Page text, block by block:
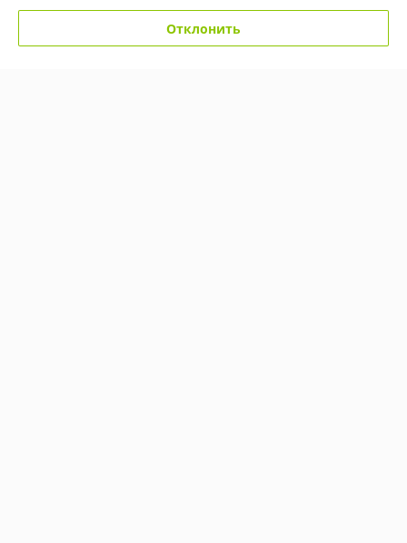
г. Минск
г. Минск район станции метро «Кунцевщина», Минск,
Отклонить